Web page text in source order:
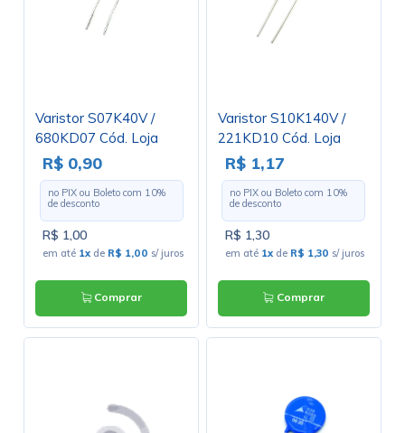
Varistor S07K40V /
680KD07 Cód. Loja
3319
R$ 0,90
no PIX ou Boleto com 10%
de desconto
R$ 1,00
em até 1x de R$ 1,00 s/ juros
Comprar
Varistor S10K140V /
221KD10 Cód. Loja
3136
R$ 1,17
no PIX ou Boleto com 10%
de desconto
R$ 1,30
em até 1x de R$ 1,30 s/ juros
Comprar